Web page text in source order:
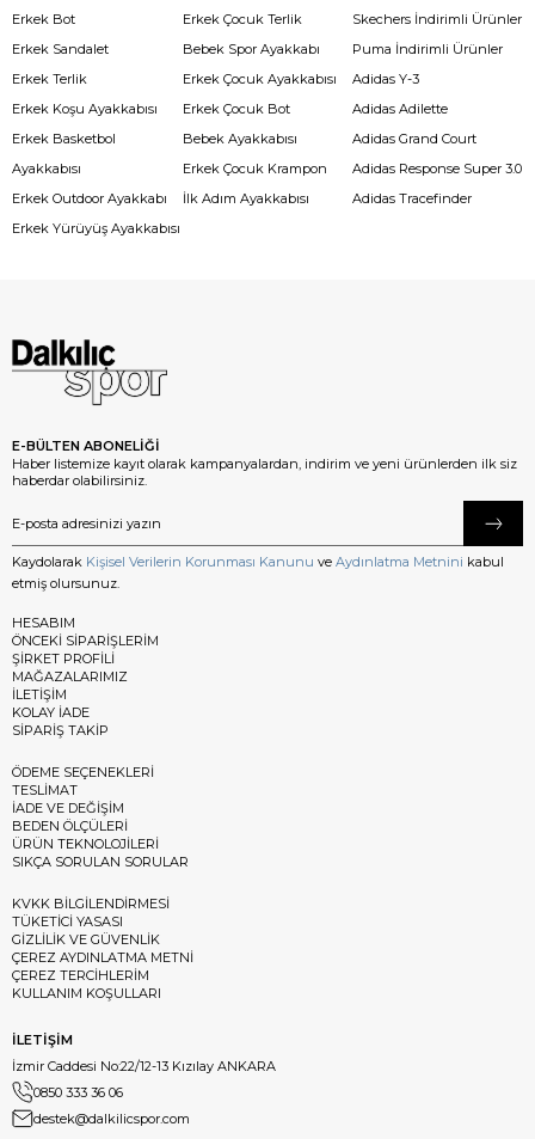
Erkek Bot
Erkek Sandalet
Erkek Terlik
Erkek Koşu Ayakkabısı
Erkek Basketbol
Ayakkabısı
Erkek Outdoor Ayakkabı
Erkek Yürüyüş Ayakkabısı
Erkek Çocuk Terlik
Bebek Spor Ayakkabı
Erkek Çocuk Ayakkabısı
Erkek Çocuk Bot
Bebek Ayakkabısı
Erkek Çocuk Krampon
İlk Adım Ayakkabısı
Skechers İndirimli Ürünler
Puma İndirimli Ürünler
Adidas Y-3
Adidas Adilette
Adidas Grand Court
Adidas Response Super 3.0
Adidas Tracefinder
E-BÜLTEN ABONELİĞİ
Haber listemize kayıt olarak kampanyalardan, indirim ve yeni ürünlerden ilk siz
haberdar olabilirsiniz.
Kaydolarak Kişisel Verilerin Korunması Kanunu ve Aydınlatma Metnini kabul
etmiş olursunuz.
HESABIM
ÖNCEKİ SİPARİŞLERİM
ŞİRKET PROFİLİ
MAĞAZALARIMIZ
İLETİŞİM
KOLAY İADE
SİPARİŞ TAKİP
ÖDEME SEÇENEKLERİ
TESLİMAT
İADE VE DEĞİŞİM
BEDEN ÖLÇÜLERİ
ÜRÜN TEKNOLOJİLERİ
SIKÇA SORULAN SORULAR
KVKK BİLGİLENDİRMESİ
TÜKETİCİ YASASI
GİZLİLİK VE GÜVENLİK
ÇEREZ AYDINLATMA METNİ
ÇEREZ TERCİHLERİM
KULLANIM KOŞULLARI
İLETİŞİM
İzmir Caddesi No:22/12-13 Kızılay ANKARA
0850 333 36 06
destek@dalkilicspor.com